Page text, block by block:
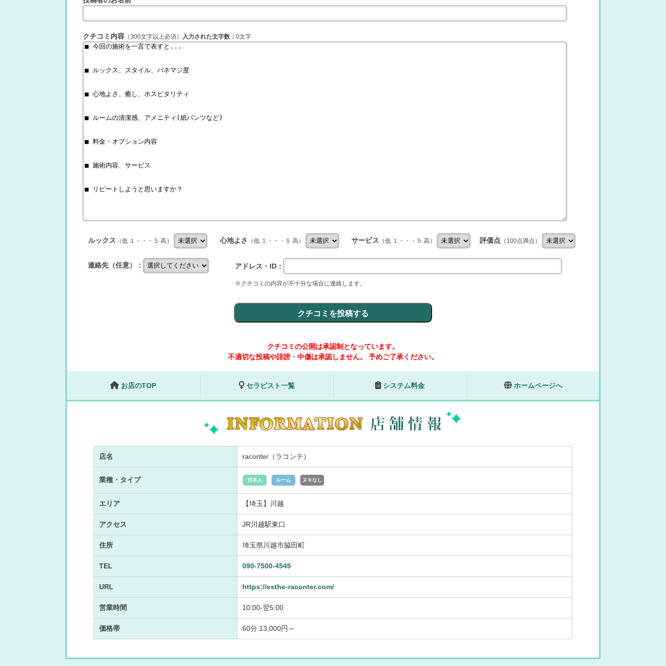
クチコミ内容 （300文字以上必須） 入力された文字数：0文字
ルックス （低 １・・・５ 高） 心地よさ （低 １・・・５ 高） サービス （低 １・・・５ 高） 評価点 （100点満点）
連絡先（任意）： アドレス・ID：
※クチコミの内容が不十分な場合に連絡します。
クチコミの公開は承認制となっています。
不適切な投稿や誹謗・中傷は承認しません。
予めご了承ください。
お店のTOP セラピスト一覧 システム料金 ホームページへ
店名 raconter（ラコンテ）
業種・タイプ 日本人 ルーム ヌキなし
エリア 【埼玉】川越
アクセス JR川越駅東口
住所 埼玉県川越市脇田町
TEL 090-7500-4545
URL https://esthe-raconter.com/
営業時間 10:00-翌5:00
価格帯 60分 13,000円～